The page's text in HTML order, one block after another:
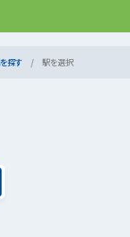
探す 駅を選択